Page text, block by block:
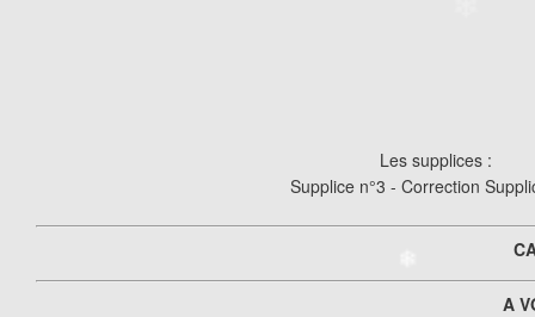
❄
Les supplices :
Supplice n°3 - Correction
A